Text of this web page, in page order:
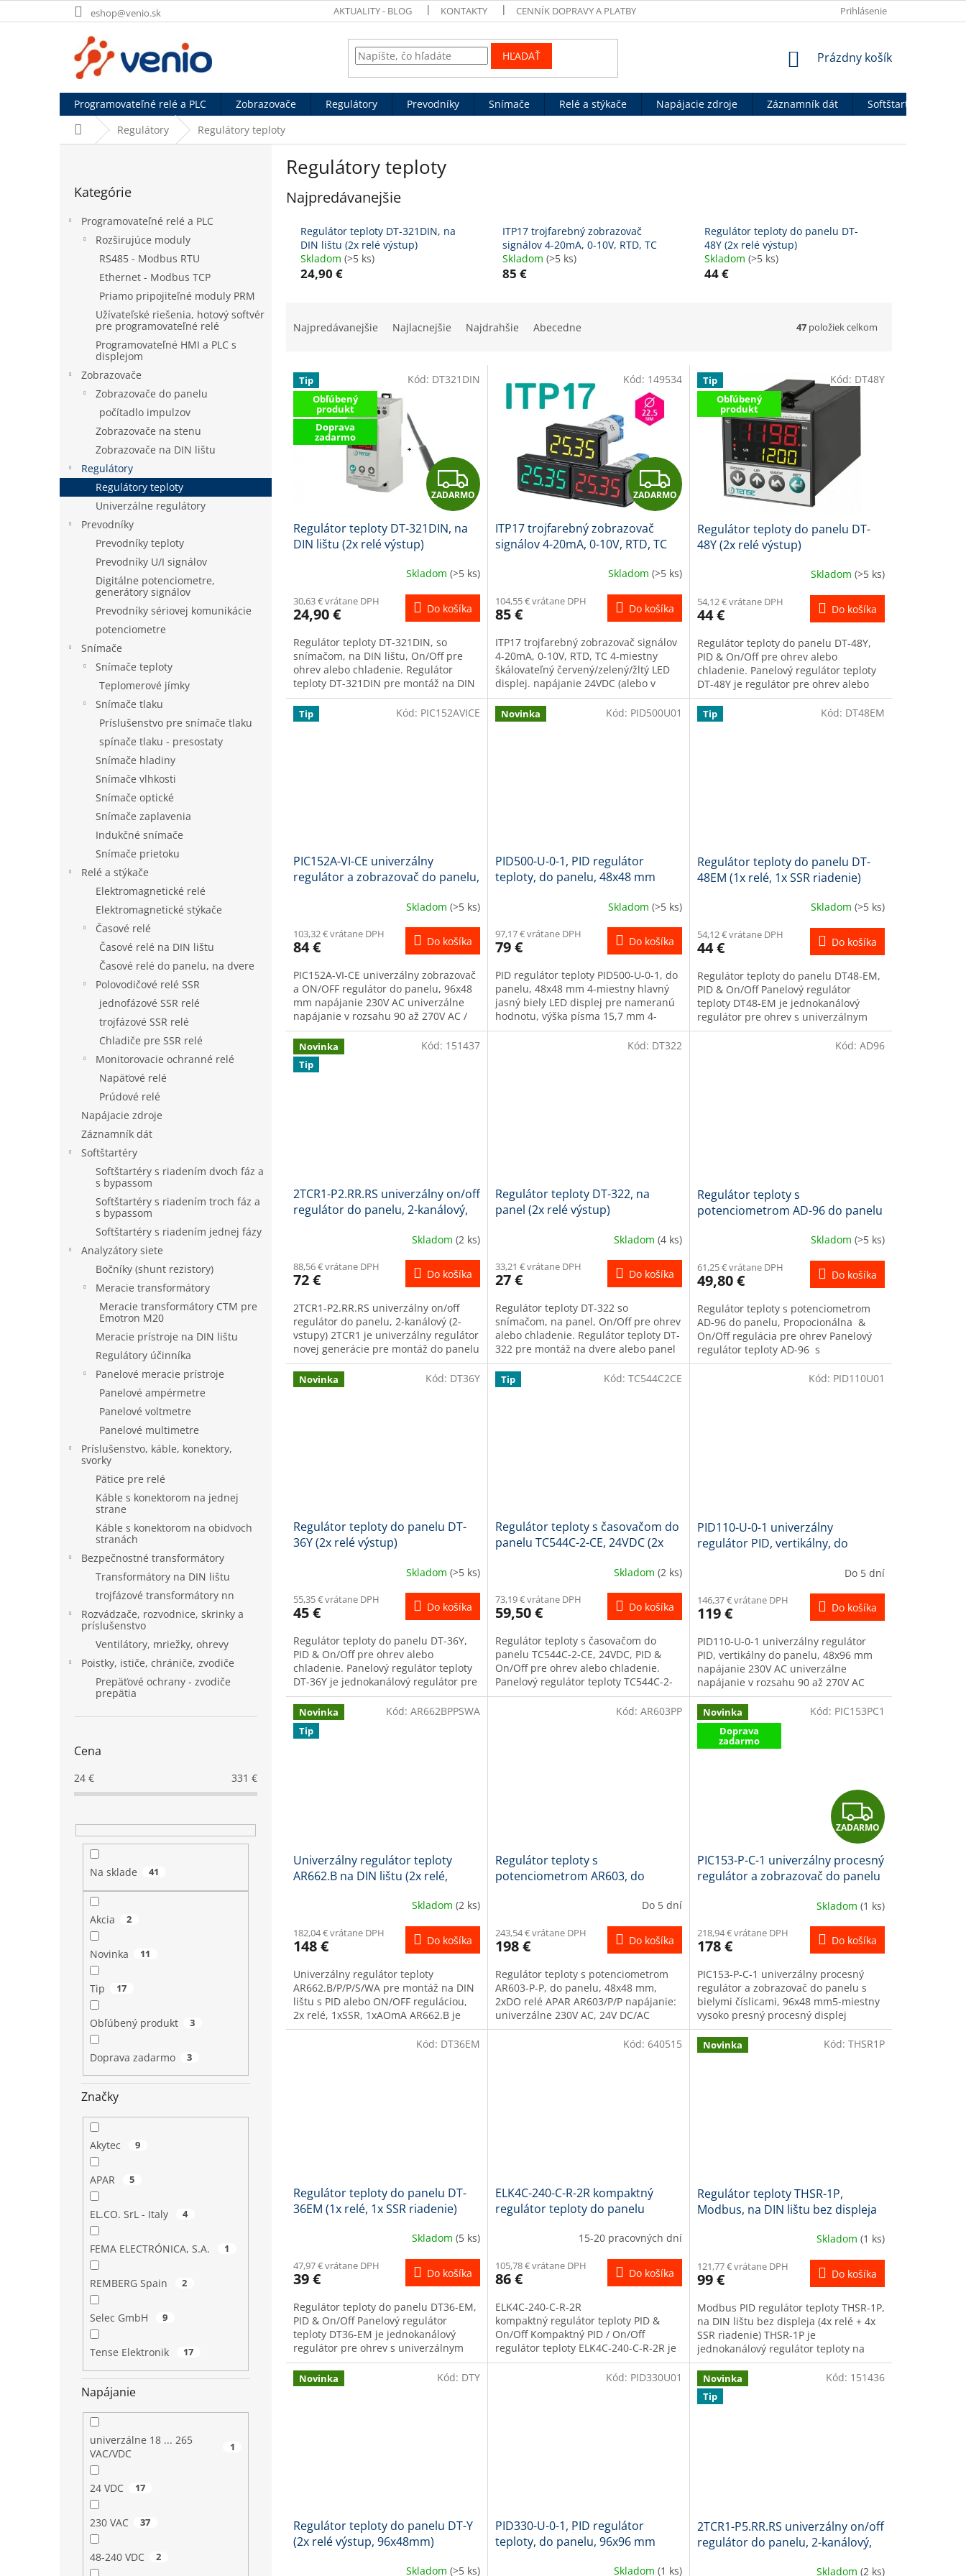
na
eshop@venio.sk AKTUALITY - BLOG KONTAKTY CENNÍK DOPRAVY A PLATBY VÝHODY PRE B2B PARTNEROV
Prihlásenie
HĽADAŤ
NÁKUPNÝ
Prázdny košík
Programovateľné relé a PLC Zobrazovače Regulátory Prevodníky Snímače Relé a stýkače Napájacie zdroje Záznamník dát Softštartéry
DomovRegulátory Regulátory teploty
kategórie
Kategórie
Programovateľné relé a PLC
Rozširujúce moduly
RS485 - Modbus RTU
Ethernet - Modbus TCP
Priamo pripojiteľné moduly PRM
Užívateľské riešenia, hotový softvér
pre programovateľné relé
Programovateľné HMI a PLC s
displejom
Zobrazovače
Zobrazovače do panelu
počítadlo impulzov
Zobrazovače na stenu
Zobrazovače na DIN lištu
Regulátory
Regulátory teploty
Univerzálne regulátory
Prevodníky
Prevodníky teploty
Prevodníky U/I signálov
Digitálne potenciometre,
generátory signálov
Prevodníky sériovej komunikácie
potenciometre
Snímače
Snímače teploty
Teplomerové jímky
Snímače tlaku
Príslušenstvo pre snímače tlaku
spínače tlaku - presostaty
Snímače hladiny
Snímače vlhkosti
Snímače optické
Snímače zaplavenia
Indukčné snímače
Snímače prietoku
Relé a stýkače
Elektromagnetické relé
Elektromagnetické stýkače
Časové relé
Časové relé na DIN lištu
Časové relé do panelu, na dvere
Polovodičové relé SSR
jednofázové SSR relé
trojfázové SSR relé
Chladiče pre SSR relé
Monitorovacie ochranné relé
Napäťové relé
Prúdové relé
Napájacie zdroje
Záznamník dát
Softštartéry
Softštartéry s riadením dvoch fáz a
s bypassom
Softštartéry s riadením troch fáz a
s bypassom
Softštartéry s riadením jednej fázy
Analyzátory siete
Bočníky (shunt rezistory)
Meracie transformátory
Meracie transformátory CTM pre
Emotron M20
Meracie prístroje na DIN lištu
Regulátory účinníka
Panelové meracie prístroje
Panelové ampérmetre
Panelové voltmetre
Panelové multimetre
Príslušenstvo, káble, konektory,
svorky
Pätice pre relé
Káble s konektorom na jednej
strane
Káble s konektorom na obidvoch
stranách
Bezpečnostné transformátory
Transformátory na DIN lištu
trojfázové transformátory nn
Rozvádzače, rozvodnice, skrinky a
príslušenstvo
Ventilátory, mriežky, ohrevy
Poistky, ističe, chrániče, zvodiče
Prepäťové ochrany - zvodiče
prepätia
Cena
24 € 331 €
Na sklade 41
Akcia 2
Novinka 11
Tip 17
Obľúbený produkt 3
Doprava zadarmo 3
Značky
Akytec 9
APAR 5
EL.CO. SrL - Italy 4
FEMA ELECTRÓNICA, S.A. 1
REMBERG Spain 2
Selec GmbH 9
Tense Elektronik 17
Napájanie
univerzálne 18 ... 265
VAC/VDC
1
24 VDC 17
230 VAC 37
48-240 VDC 2
Regulátory teploty
Najpredávanejšie
Regulátor teploty DT-321DIN, na
DIN lištu (2x relé výstup)
Skladom (>5 ks)
24,90 €
ITP17 trojfarebný zobrazovač
signálov 4-20mA, 0-10V, RTD, TC
Skladom (>5 ks)
85 €
Regulátor teploty do panelu DT-
48Y (2x relé výstup)
Skladom (>5 ks)
44 €
n
p
Najpredávanejšie Najlacnejšie Najdrahšie Abecedne 47 položiek celkom
V
p
Tip
Obľúbený
produkt
Doprava
zadarmo
Z
A
A
R
M
ZADARMO
Regulátor teploty DT-321DIN, na
DIN lištu (2x relé výstup)
Skladom (>5 ks)
30,63 € vrátane DPH
24,90 € Do košíka
Regulátor teploty DT-321DIN, so
snímačom, na DIN lištu, On/Off pre
ohrev alebo chladenie. Regulátor
teploty DT-321DIN pre montáž na DIN
lištu do rozvádzača je určený...
Kód: DT321DIN
Z
A
A
R
M
ZADARMO
ITP17 trojfarebný zobrazovač
signálov 4-20mA, 0-10V, RTD, TC
Skladom (>5 ks)
104,55 € vrátane DPH
85 € Do košíka
ITP17 trojfarebný zobrazovač signálov
4-20mA, 0-10V, RTD, TC 4-miestny
škálovateľný červený/zelený/žltý LED
displej. napájanie 24VDC (alebo v
rozsahu 10-30VDC) 4-miestny...
Kód: 149534
Tip
Obľúbený
produkt
Regulátor teploty do panelu DT-
48Y (2x relé výstup)
Skladom (>5 ks)
54,12 € vrátane DPH
44 € Do košíka
Regulátor teploty do panelu DT-48Y,
PID & On/Off pre ohrev alebo
chladenie. Panelový regulátor teploty
DT-48Y je regulátor pre ohrev alebo
chladenie pre montáž do panelu s...
Kód: DT48Y
Tip
PIC152A-VI-CE univerzálny
regulátor a zobrazovač do panelu,
Skladom (>5 ks)
103,32 € vrátane DPH
84 € Do košíka
PIC152A-VI-CE univerzálny zobrazovač
a ON/OFF regulátor do panelu, 96x48
mm napájanie 230V AC univerzálne
napájanie v rozsahu 90 až 270V AC /
DC univerzálny vstup pre...
Kód: PIC152AVICE Novinka
PID500-U-0-1, PID regulátor
teploty, do panelu, 48x48 mm
Skladom (>5 ks)
97,17 € vrátane DPH
79 € Do košíka
PID regulátor teploty PID500-U-0-1, do
panelu, 48x48 mm 4-miestny hlavný
jasný biely LED displej pre nameranú
hodnotu, výška písma 15,7 mm 4-
miestny spodný zelený LED...
Kód: PID500U01 Tip
Regulátor teploty do panelu DT-
48EM (1x relé, 1x SSR riadenie)
Skladom (>5 ks)
54,12 € vrátane DPH
44 € Do košíka
Regulátor teploty do panelu DT48-EM,
PID & On/Off Panelový regulátor
teploty DT48-EM je jednokanálový
regulátor pre ohrev s univerzálnym
vstupom. Ako vstupný signál slúži...
Kód: DT48EM
Novinka
Tip
2TCR1-P2.RR.RS univerzálny on/off
regulátor do panelu, 2-kanálový,
Skladom (2 ks)
88,56 € vrátane DPH
72 € Do košíka
2TCR1-P2.RR.RS univerzálny on/off
regulátor do panelu, 2-kanálový (2-
vstupy) 2TCR1 je univerzálny regulátor
novej generácie pre montáž do panelu
(2-kanálový on/off kontrolér)....
Kód: 151437
Regulátor teploty DT-322, na
panel (2x relé výstup)
Skladom (4 ks)
33,21 € vrátane DPH
27 € Do košíka
Regulátor teploty DT-322 so
snímačom, na panel, On/Off pre ohrev
alebo chladenie. Regulátor teploty DT-
322 pre montáž na dvere alebo panel
rozvádzača, je určený...
Kód: DT322
Regulátor teploty s
potenciometrom AD-96 do panelu
Skladom (>5 ks)
61,25 € vrátane DPH
49,80 € Do košíka
Regulátor teploty s potenciometrom
AD-96 do panelu, Propocionálna &
On/Off regulácia pre ohrev Panelový
regulátor teploty AD-96 s
nastavovacím potenciometrom...
Kód: AD96
Novinka
Regulátor teploty do panelu DT-
36Y (2x relé výstup)
Skladom (>5 ks)
55,35 € vrátane DPH
45 € Do košíka
Regulátor teploty do panelu DT-36Y,
PID & On/Off pre ohrev alebo
chladenie. Panelový regulátor teploty
DT-36Y je jednokanálový regulátor pre
ohrev alebo chladenie s...
Kód: DT36Y Tip
Regulátor teploty s časovačom do
panelu TC544C-2-CE, 24VDC (2x
Skladom (2 ks)
73,19 € vrátane DPH
59,50 € Do košíka
Regulátor teploty s časovačom do
panelu TC544C-2-CE, 24VDC, PID &
On/Off pre ohrev alebo chladenie.
Panelový regulátor teploty TC544C-2-
CE je regulátor s bielymi...
Kód: TC544C2CE
PID110-U-0-1 univerzálny
regulátor PID, vertikálny, do
Do 5 dní
146,37 € vrátane DPH
119 € Do košíka
PID110-U-0-1 univerzálny regulátor
PID, vertikálny do panelu, 48x96 mm
napájanie 230V AC univerzálne
napájanie v rozsahu 90 až 270V AC
50Hz / DC PID / on/off regulácia pre...
Kód: PID110U01
Novinka
Tip
Univerzálny regulátor teploty
AR662.B na DIN lištu (2x relé,
Skladom (2 ks)
182,04 € vrátane DPH
148 € Do košíka
Univerzálny regulátor teploty
AR662.B/P/P/S/WA pre montáž na DIN
lištu s PID alebo ON/OFF reguláciou,
2x relé, 1xSSR, 1xAOmA AR662.B je
univerzálny regulátor procesných
Kód: AR662BPPSWA
Regulátor teploty s
potenciometrom AR603, do
Do 5 dní
243,54 € vrátane DPH
198 € Do košíka
Regulátor teploty s potenciometrom
AR603-P-P, do panelu, 48x48 mm,
2xDO relé APAR AR603/P/P napájanie:
univerzálne 230V AC, 24V DC/AC
univerzálne napájanie v...
Kód: AR603PP
Novinka
Doprava
zadarmo
Z
A
D
A
R
M
O
ZADARMO
PIC153-P-C-1 univerzálny procesný
regulátor a zobrazovač do panelu
Skladom (1 ks)
218,94 € vrátane DPH
178 € Do košíka
PIC153-P-C-1 univerzálny procesný
regulátor a zobrazovač do panelu s
bielymi číslicami, 96x48 mm5-miestny
vysoko presný procesný displej
napájanie 230V AC univerzálne...
Kód: PIC153PC1
Regulátor teploty do panelu DT-
36EM (1x relé, 1x SSR riadenie)
Skladom (5 ks)
47,97 € vrátane DPH
39 € Do košíka
Regulátor teploty do panelu DT36-EM,
PID & On/Off Panelový regulátor
teploty DT36-EM je jednokanálový
regulátor pre ohrev s univerzálnym
vstupom. Ako vstupný signál slúži...
Kód: DT36EM
ELK4C-240-C-R-2R kompaktný
regulátor teploty do panelu
15-20 pracovných dní
105,78 € vrátane DPH
86 € Do košíka
ELK4C-240-C-R-2R
kompaktný regulátor teploty PID &
On/Off Kompaktný PID / On/Off
regulátor teploty ELK4C-240-C-R-2R je
jednokanálový regulátor so vstupom
pre odporové snímače...
Kód: 640515 Novinka
Regulátor teploty THSR-1P,
Modbus, na DIN lištu bez displeja
Skladom (1 ks)
121,77 € vrátane DPH
99 € Do košíka
Modbus PID regulátor teploty THSR-1P,
na DIN lištu bez displeja (4x relé + 4x
SSR riadenie) THSR-1P je
jednokanálový regulátor teploty na
DIN lištu určený na integráciu do...
Kód: THSR1P
Novinka
Regulátor teploty do panelu DT-Y
(2x relé výstup, 96x48mm)
Skladom (>5 ks)
Kód: DTY
PID330-U-0-1, PID regulátor
teploty, do panelu, 96x96 mm
Skladom (1 ks)
Kód: PID330U01
Novinka
Tip
2TCR1-P5.RR.RS univerzálny on/off
regulátor do panelu, 2-kanálový,
Skladom (2 ks)
Kód: 151436